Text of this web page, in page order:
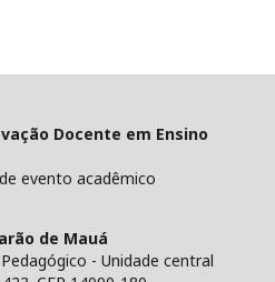
Docente em Ensino
evento acadêmico
de Mauá
- Unidade central